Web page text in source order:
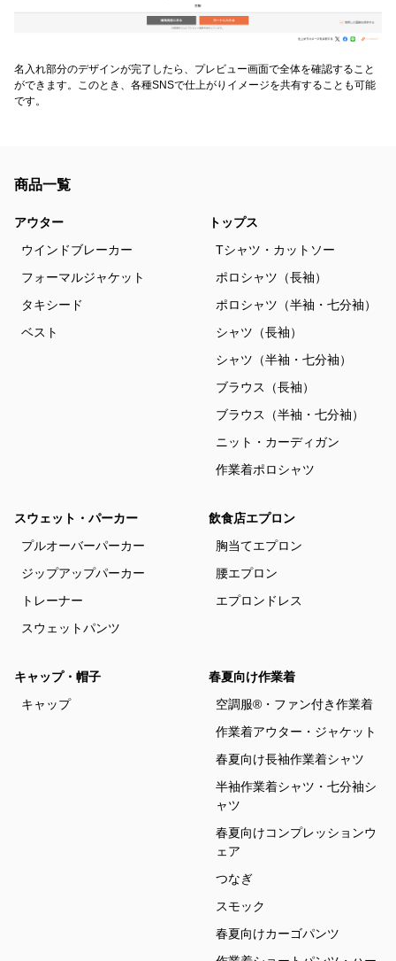
名入れ部分のデザインが完了したら、プレビュー画面で全体を確認すること
ができます。このとき、各種SNSで仕上がりイメージを共有することも可能
です。
商品一覧
アウター
ウインドブレーカー
フォーマルジャケット
タキシード
ベスト
トップス
Tシャツ・カットソー
ポロシャツ（長袖）
ポロシャツ（半袖・七分袖）
シャツ（長袖）
シャツ（半袖・七分袖）
ブラウス（長袖）
ブラウス（半袖・七分袖）
ニット・カーディガン
作業着ポロシャツ
スウェット・パーカー
プルオーバーパーカー
ジップアップパーカー
トレーナー
スウェットパンツ
飲食店エプロン
胸当てエプロン
腰エプロン
エプロンドレス
キャップ・帽子
キャップ
春夏向け作業着
空調服®・ファン付き作業着
作業着アウター・ジャケット
春夏向け長袖作業着シャツ
半袖作業着シャツ・七分袖シ
ャツ
春夏向けコンプレッションウ
ェア
つなぎ
スモック
春夏向けカーゴパンツ